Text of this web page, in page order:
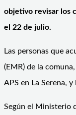
objetivo revisar los
el 22 de julio.
Las personas que
(EMR) de la
APS en La Serena,
Según el Ministerio